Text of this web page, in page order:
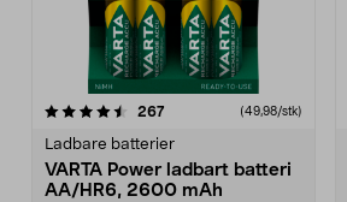
267anmeldelser(49,98/stk)
Ladbare batterier
VARTA Power ladbart batteri
AA/HR6, 2600 mAh
4.5av 5 stjerner